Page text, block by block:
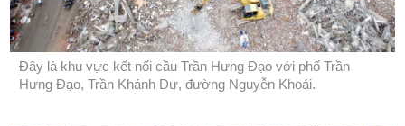
Đây là khu vực kết nối cầu Trần Hưng Đạo với phố Trần
Hưng Đạo, Trần Khánh Dư, đường Nguyễn Khoái.